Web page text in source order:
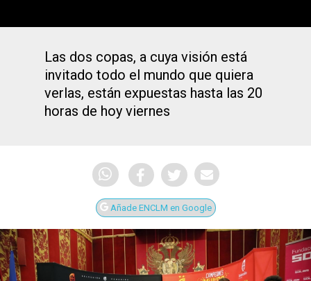
Las dos copas, a cuya visión está
invitado todo el mundo que quiera
verlas, están expuestas hasta las 20
horas de hoy viernes
Añade ENCLM en Google